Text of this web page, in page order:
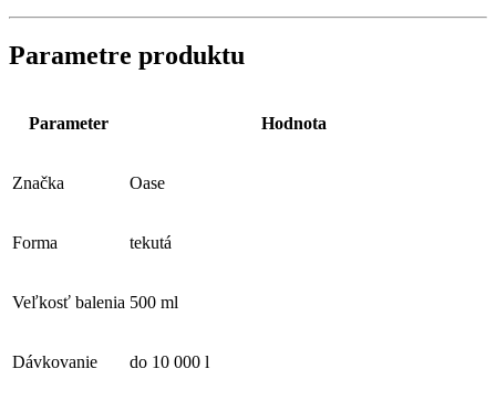
Parametre produktu
Parameter Hodnota
Značka Oase
Forma tekutá
Veľkosť balenia 500 ml
Dávkovanie do 10 000 l